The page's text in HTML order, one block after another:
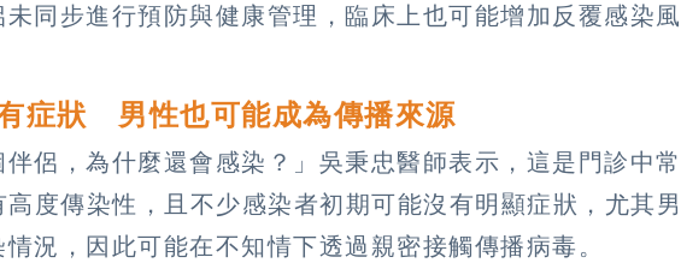
同步進行預防與健康管理，臨床上也可能增加反覆感染風
症狀 男性也可能成為傳播來源
伴侶，為什麼還會感染？」吳秉忠醫師表示，這是門診中常
高度傳染性，且不少感染者初期可能沒有明顯症狀，尤其男
況，因此可能在不知情下透過親密接觸傳播病毒。